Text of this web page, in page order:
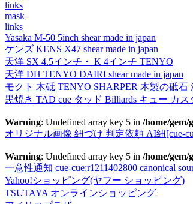
links
mask
links
Yasaka M-50 5inch shear made in japan
ケンズ KENS X47 shear made in japan
天洋 SX 4.5インチ・ K 4インチ TENYO
天洋 DH TENYO DAIRI shear made in japan
モクト 木砥 TENYO SHARPER 木製の砥石
黒焼き TAD cue タッド Billiards キュー カス
Warning: Undefined array key 5 in /home/
オリジナル画像 紐づけ 判定依頼 AI紐[cue-
Warning: Undefined array key 5 in /home/
一意性通知 cue-cue:r1211402800 canonical
Yahoo!ショッピング(ヤフー ショッピング)
TSUTAYA オンラインショッピング